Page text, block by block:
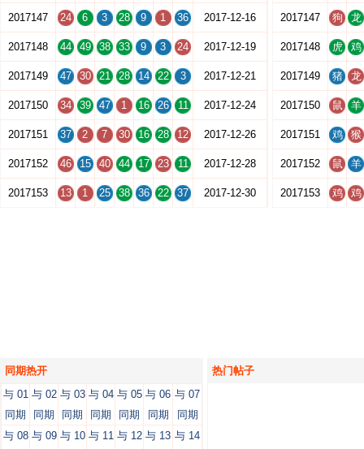
2017147 24 6 3 28 9 1 36 2017-12-16
2017148 44 49 38 33 9 3 24 2017-12-19
2017149 47 30 21 28 14 22 3 2017-12-21
2017150 34 39 47 1 16 26 11 2017-12-24
2017151 37 2 7 30 16 28 12 2017-12-26
2017152 46 15 40 44 17 23 11 2017-12-28
2017153 13 1 25 38 36 22 37 2017-12-30
2017147 狗 龙
2017148 虎 鸡
2017149 猪 龙
2017150 鼠 羊
2017151 鸡 猴
2017152 鼠 羊
2017153 鸡 鸡
同期热开
与 01
同期
与 02
同期
与 03
同期
与 04
同期
与 05
同期
与 06
同期
与 07
同期
与 08 与 09 与 10 与 11 与 12 与 13 与 14
热门帖子